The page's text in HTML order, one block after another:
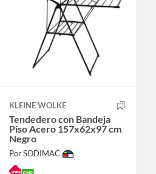
KLEINE WOLKE
Tendedero con Bandeja
Piso Acero 157x62x97 cm
Negro
Por SODIMAC